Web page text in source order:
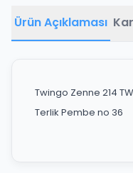
Ürün Açıklaması
Twingo Zenne 214
Terlik Pembe no 36